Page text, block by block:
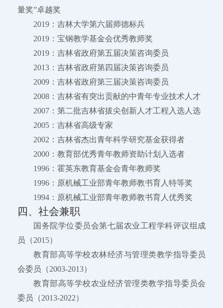
量奖”卓越奖
2019：吉林大学第六届师德标兵
2019：宝钢教学基金会优秀教师奖
2019：吉林省政府第五届决策咨询委员
2013：吉林省政府第四届决策咨询委员
2009：吉林省政府第三届决策咨询委员
2008：吉林省有突出贡献的中青年专业技术人才
2007：第二批吉林省拔尖创新人才工程入选人选
2005：吉林省高级专家
2002：吉林省杰出青年科学研究基金获得者
2000：教育部优秀青年教师资助计划入选者
1996：霍英东教育基金会青年教师奖
1996：原机械工业部青年教师教书育人特等奖
1994：原机械工业部青年教师教书育人优秀奖
四、社会兼职
国务院学位委员会第七届农业工程学科评议组成
员（2015）
教育部高等学校农林经济与管理类教学指导委员
会委员（2003-2013）
教育部高等学校农业经济管理类教学指导委员会
委员（2013-2022）